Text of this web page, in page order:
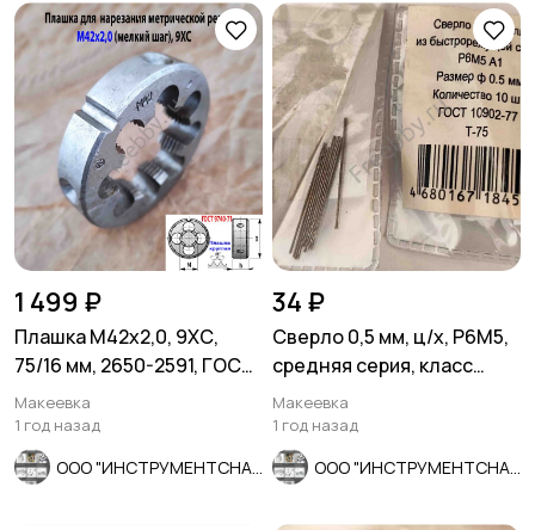
1 499 ₽
Плашка М42х2,0, 9ХС,
75/16 мм, 2650-2591, ГОСТ
7740-71, СССР.
Макеевка
1 год назад
34 ₽
Сверло 0,5 мм, ц/х, Р6М5,
средняя серия, класс
точности А1, 22/6 мм.
Макеевка
1 год назад